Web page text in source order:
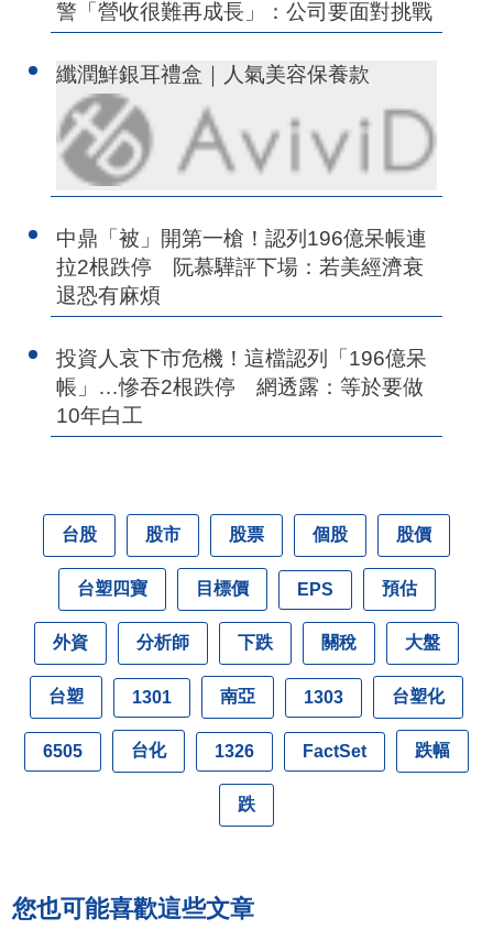
警「營收很難再成長」：公司要面對挑戰
纖潤鮮銀耳禮盒｜人氣美容保養款
中鼎「被」開第一槍！認列196億呆帳連
拉2根跌停 阮慕驊評下場：若美經濟衰
退恐有麻煩
投資人哀下市危機！這檔認列「196億呆
帳」…慘吞2根跌停 網透露：等於要做
10年白工
台股 股市 股票 個股 股價
台塑四寶 目標價 EPS 預估
外資 分析師 下跌 關稅 大盤
台塑 1301 南亞 1303 台塑化
6505 台化 1326 FactSet 跌幅
跌
您也可能喜歡這些文章